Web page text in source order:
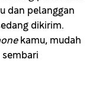
dan pelanggan
dikirim.
kamu, mudah